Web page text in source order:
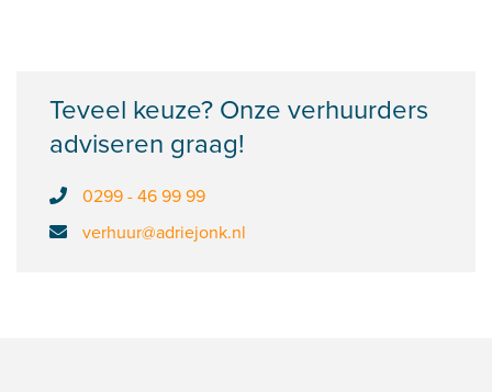
Teveel keuze? Onze verhuurders
adviseren graag!
0299 - 46 99 99
verhuur@adriejonk.nl